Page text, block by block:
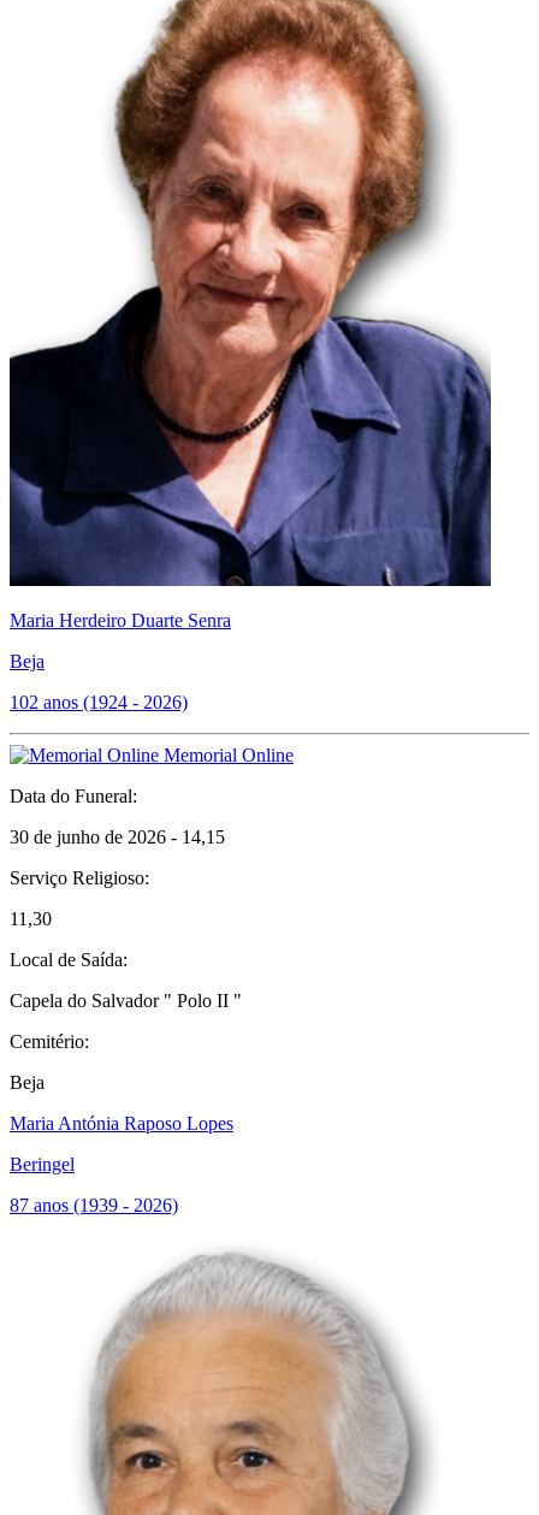
Maria Herdeiro Duarte Senra
Beja
102 anos (1924 - 2026)
Memorial Online
Data do Funeral:
30 de junho de 2026 - 14,15
Serviço Religioso:
11,30
Local de Saída:
Capela do Salvador " Polo II "
Cemitério:
Beja
Maria Antónia Raposo Lopes
Beringel
87 anos (1939 - 2026)